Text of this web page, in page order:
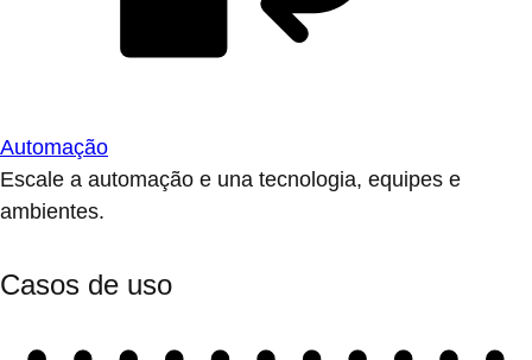
Automação
Escale a automação e una tecnologia, equipes e
ambientes.
Casos de uso